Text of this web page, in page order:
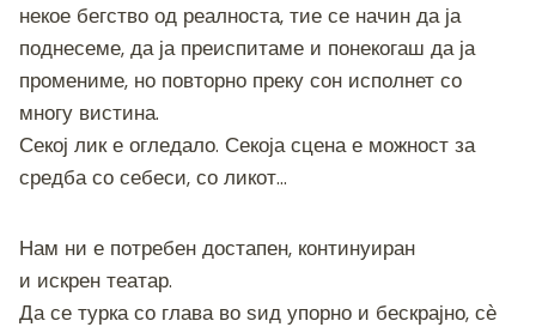
некое бегство од реалноста, тие се начин да ја
поднесеме, да ја преиспитаме и понекогаш да ја
промениме, но повторно преку сон исполнет со
многу вистина.
Секој лик е огледало. Секоја сцена е можност за
средба со себеси, со ликот…
Нам ни е потребен достапен, континуиран
и искрен театар.
Да се турка со глава во ѕид упорно и бескрајно, сѐ